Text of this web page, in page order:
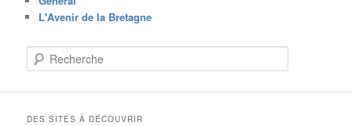
L'Avenir de la Bretagne
e
e
DES SITES À DÉCOUVRIR